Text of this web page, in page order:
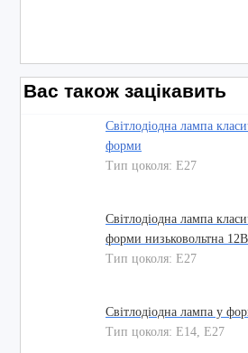
Вас також зацікавить
Світлодіодна лампа
форми
Тип цоколя: E27
Світлодіодна лампа
форми низьковольтна 12В
Тип цоколя: E27
Світлодіодна лампа у
Тип цоколя: E14, E27